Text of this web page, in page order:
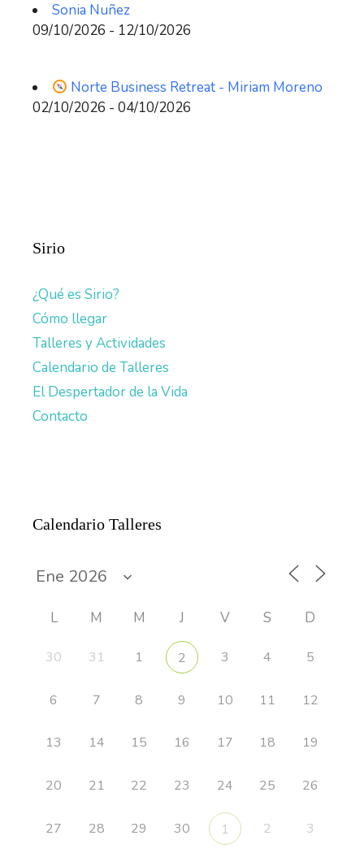
Sonia Nuñez
09/10/2026 - 12/10/2026
Norte Business Retreat - Miriam Moreno
02/10/2026 - 04/10/2026
Sirio
¿Qué es Sirio?
Cómo llegar
Talleres y Actividades
Calendario de Talleres
El Despertador de la Vida
Contacto
Calendario Talleres
L M M J V S D
30 31 1 2 3 4 5
6 7 8 9 10 11 12
13 14 15 16 17 18 19
20 21 22 23 24 25 26
27 28 29 30 1 2 3